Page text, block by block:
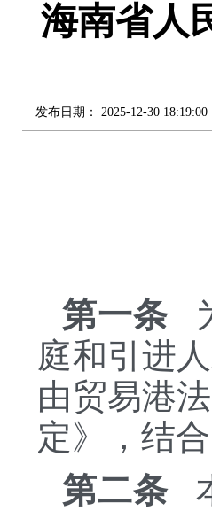
海南省人
发布日期： 2025-12-30 18:19:00
第一条
庭和引进
由贸易港
定》，结
第二条